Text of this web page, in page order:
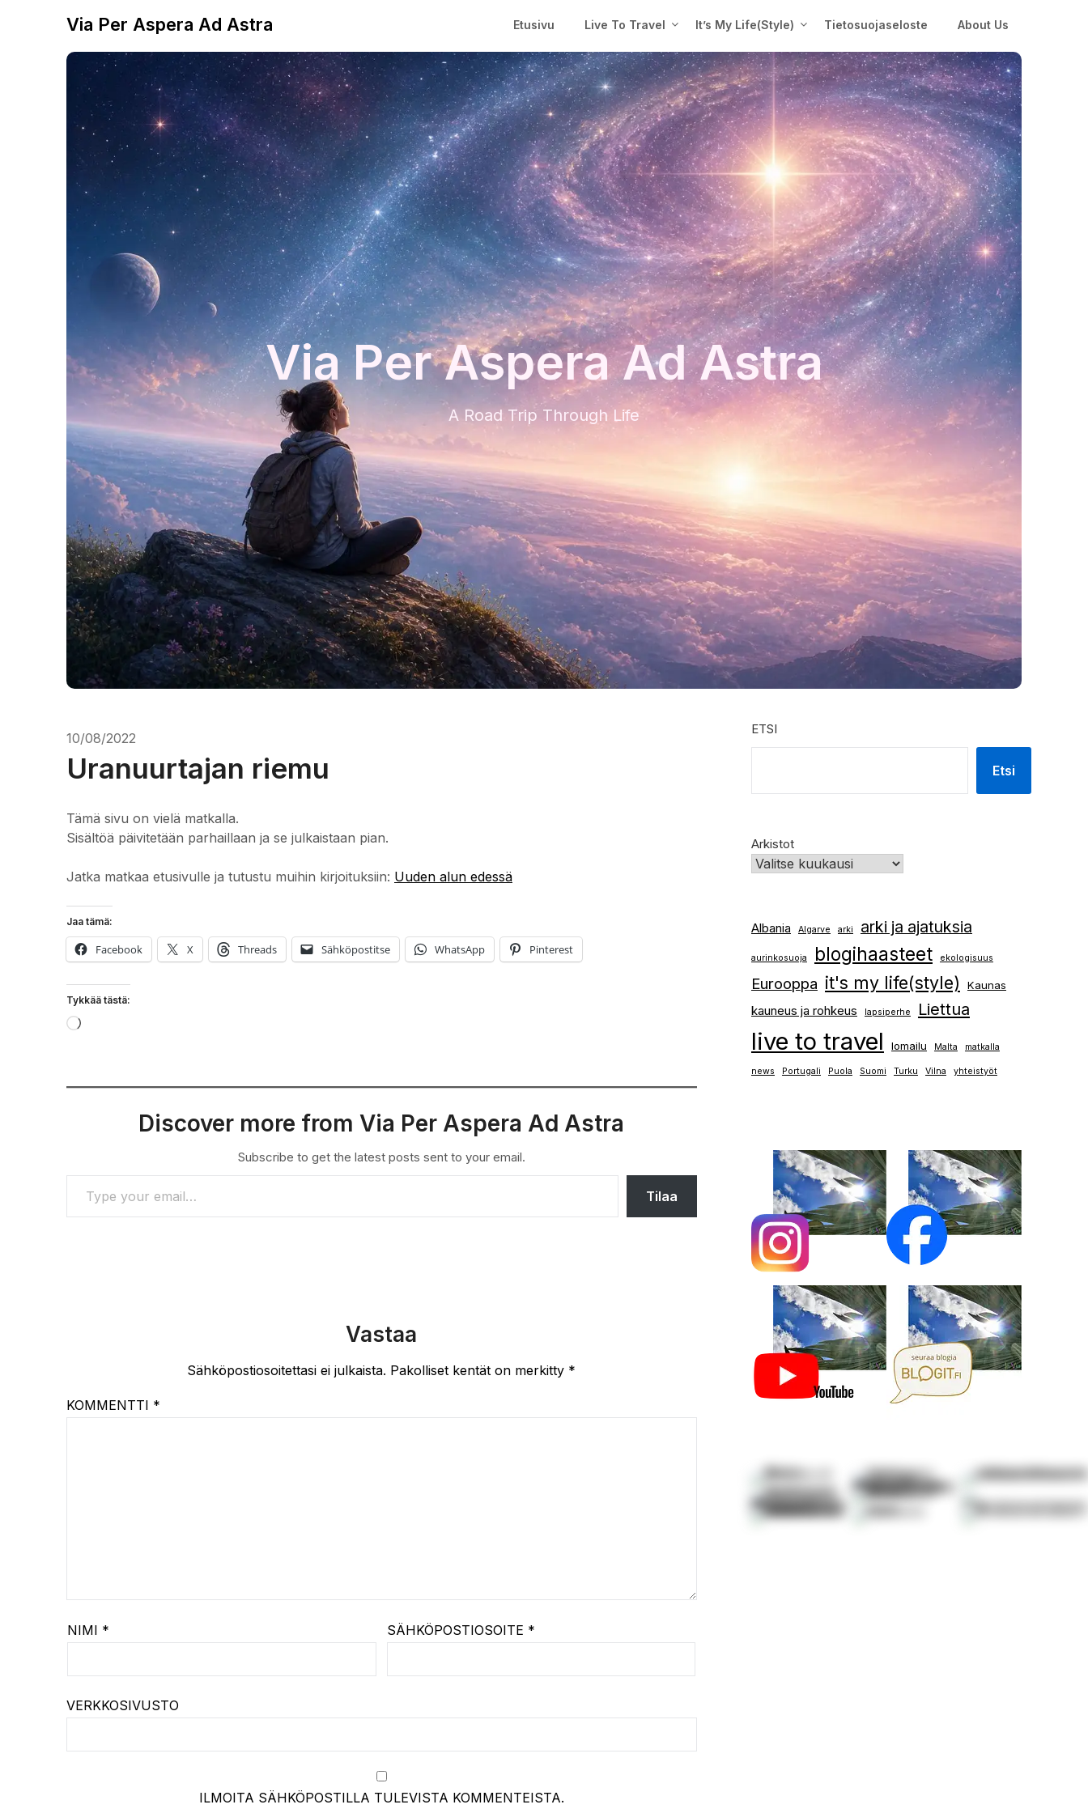
Via Per Aspera Ad Astra Etusivu Live To Travel It’s My Life(Style) Tietosuojaseloste About Us
Via Per Aspera Ad Astra
A Road Trip Through Life
10/08/2022
Uranuurtajan riemu
Tämä sivu on vielä matkalla.
Sisältöä päivitetään parhaillaan ja se julkaistaan pian.
Jatka matkaa etusivulle ja tutustu muihin kirjoituksiin: Uuden alun edessä
Jaa tämä:
Facebook X Threads Sähköpostitse WhatsApp Pinterest
Tykkää tästä:
Loading…
Discover more from Via Per Aspera Ad Astra
Subscribe to get the latest posts sent to your email.
TYPE YOUR EMAIL…
Tilaa
Vastaa
Sähköpostiosoitettasi ei julkaista. Pakolliset kentät on merkitty *
KOMMENTTI *
NIMI * SÄHKÖPOSTIOSOITE *
VERKKOSIVUSTO
ILMOITA SÄHKÖPOSTILLA TULEVISTA KOMMENTEISTA.
ETSI
Etsi
Arkistot
Albania Algarve arki arki ja ajatuksia
aurinkosuoja blogihaasteet ekologisuus
Eurooppa it's my life(style) Kaunas
kauneus ja rohkeus lapsiperhe Liettua
live to travel lomailu Malta matkalla
news Portugali Puola Suomi Turku Vilna yhteistyöt